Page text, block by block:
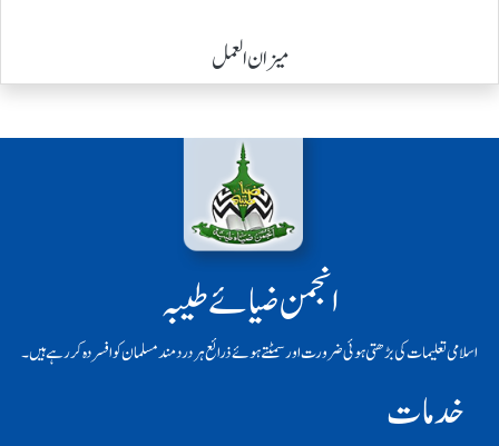
میزان العمل
انجمن ضیائے طیبہ
اسلامی تعلیمات کی بڑھتی ہوئی ضرورت اور سمٹتے ہوئے ذرائع ہر دردمند مسلمان کو افسردہ کر رہے ہیں۔
خدمات